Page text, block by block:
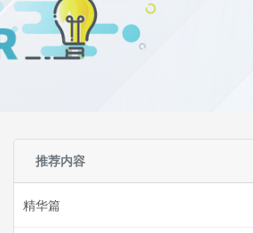
推荐内容
精华篇